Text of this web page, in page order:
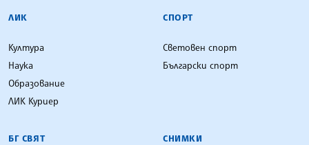
ЛИК
Култура
Наука
Образование
ЛИК Куриер
СПОРТ
Световен спорт
Български спорт
БГ СВЯТ СНИМКИ